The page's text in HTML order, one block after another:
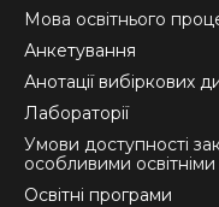
Мова освітнього
Анкетування
Анотації вибіркових
Лабораторії
Умови доступності
особливими
Освітні програми